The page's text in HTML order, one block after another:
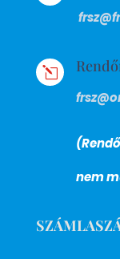
l
nem